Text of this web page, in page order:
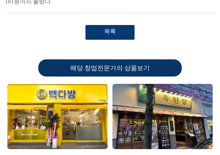
181원까지 올랐다.
목록
해당 창업전문가의 상품보기